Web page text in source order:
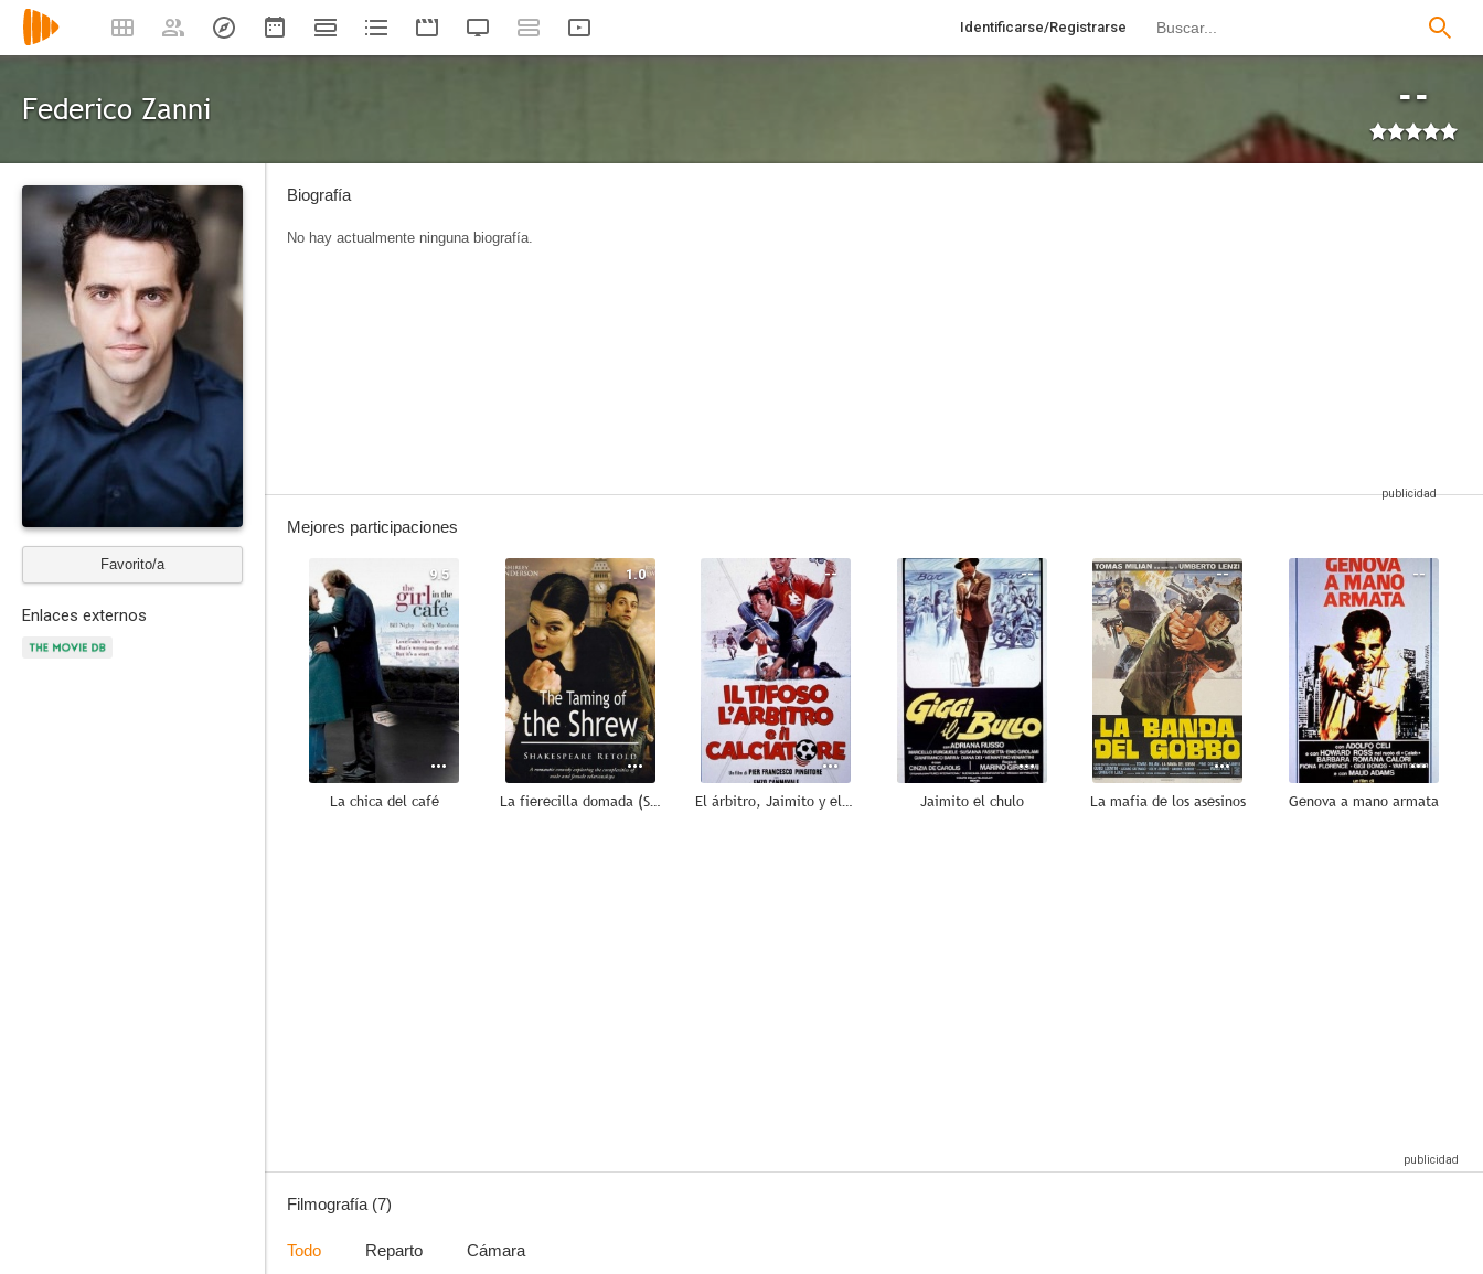
Identificarse/Registrarse
Federico Zanni --
Favorito/a
Enlaces externos
Biografía
No hay actualmente ninguna biografía.
Mejores participaciones
9.5
La chica del café
1.0
La fierecilla domada (ShakespeaRe-Told)
--
El árbitro, Jaimito y el Tifosi
--
Jaimito el chulo
--
La mafia de los asesinos
--
Genova a mano armata
Filmografía (7)
Todo Reparto Cámara